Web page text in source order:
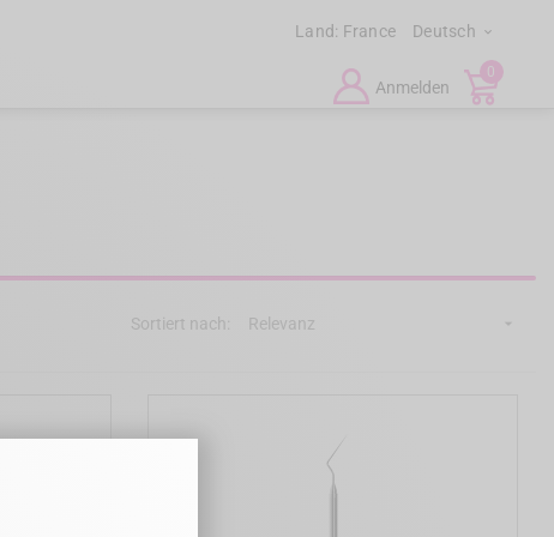
Land: France Deutsch 
Anmelden
0
Sortiert nach: Relevanz 